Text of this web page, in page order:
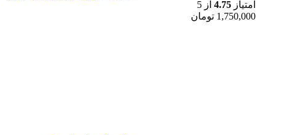
امتیاز 4.75 از 5
1,750,000 تومان